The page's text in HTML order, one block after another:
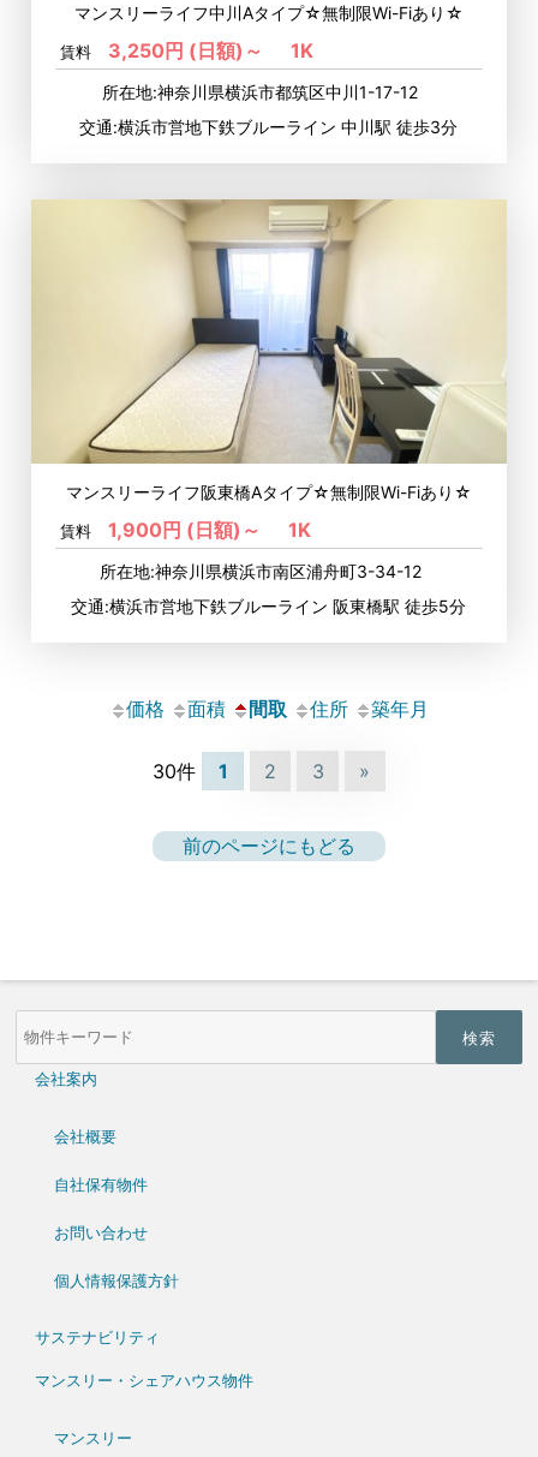
マンスリーライフ中川Aタイプ☆無制限Wi-Fiあり☆
賃料 3,250円 (日額)～ 1K
所在地:神奈川県横浜市都筑区中川1-17-12
交通:横浜市営地下鉄ブルーライン 中川駅 徒歩3分
マンスリーライフ阪東橋Aタイプ☆無制限Wi-Fiあり☆
賃料 1,900円 (日額)～ 1K
所在地:神奈川県横浜市南区浦舟町3-34-12
交通:横浜市営地下鉄ブルーライン 阪東橋駅 徒歩5分
価格 面積 間取 住所 築年月
30件 1 2 3 »
前のページにもどる
物
件
会社案内
会社概要
自社保有物件
お問い合わせ
個人情報保護方針
サステナビリティ
マンスリー・シェアハウス物件
マンスリー